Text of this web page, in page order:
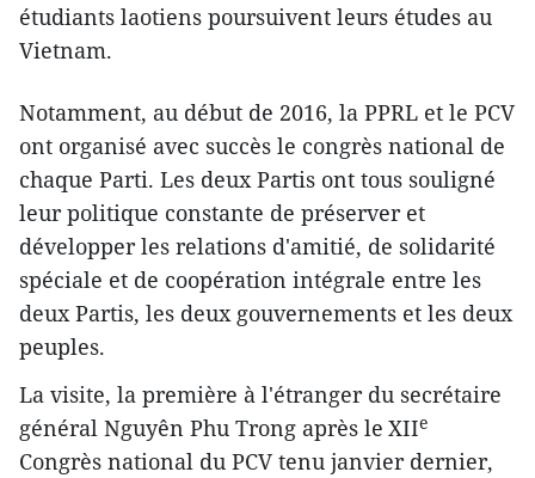
étudiants laotiens poursuivent leurs études au
Vietnam.
Notamment, au début de 2016, la PPRL et le PCV
ont organisé avec succès le congrès national de
chaque Parti. Les deux Partis ont tous souligné
leur politique constante de préserver et
développer les relations d'amitié, de solidarité
spéciale et de coopération intégrale entre les
deux Partis, les deux gouvernements et les deux
peuples.
La visite, la première à l'étranger du secrétaire
général Nguyên Phu Trong après le XIIe
Congrès national du PCV tenu janvier dernier,